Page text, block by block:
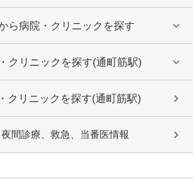
ら病院・クリニックを探す
クリニックを探す(通町筋駅)
クリニックを探す(通町筋駅)
間診療、救急、当番医情報